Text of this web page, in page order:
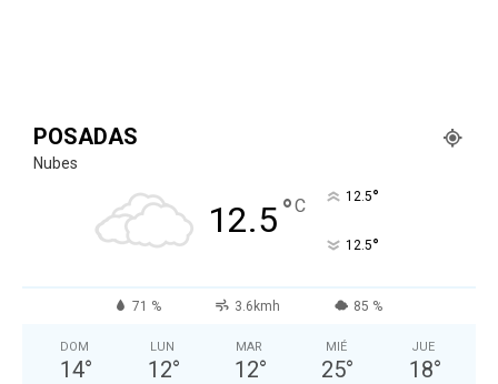
POSADAS
Nubes
12.5°C 12.5°
12.5°
71 % 3.6kmh 85 %
DOM
14°
LUN
12°
MAR
12°
MIÉ
25°
JUE
18°